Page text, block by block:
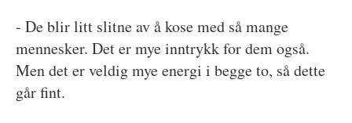
- De blir litt slitne av å kose med så mange
mennesker. Det er mye inntrykk for dem også.
Men det er veldig mye energi i begge to, så dette
går fint.